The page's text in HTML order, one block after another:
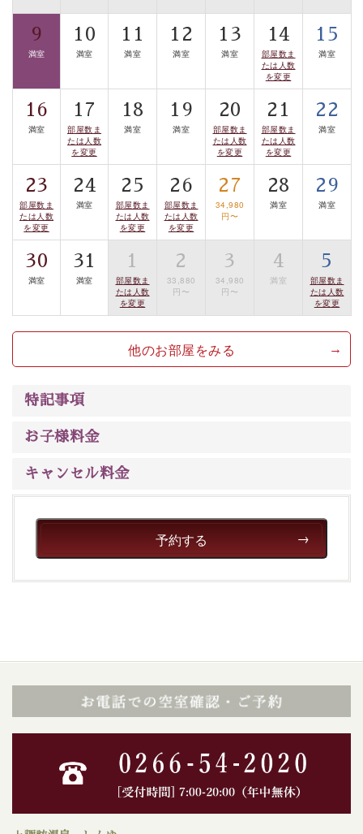
以上がプラン内容です。
上諏訪温泉“しんゆ”なら諏訪大社など歴史ある諏訪の街
るお部屋、 大人のたしなみを感じていただける、美しく
癒される宿で贅沢に幸せのときを安心してお過ごしくだ
9
満室
10
満室
11
満室
12
満室
13
満室
14
部屋数ま
たは人数
を変更
15
満室
16
満室
17
部屋数ま
たは人数
を変更
18
満室
19
満室
20
部屋数ま
たは人数
を変更
21
部屋数ま
たは人数
を変更
22
満室
23
部屋数ま
たは人数
を変更
24
満室
25
部屋数ま
たは人数
を変更
26
部屋数ま
たは人数
を変更
27
34,980
円〜
28
満室
29
満室
30
満室
31
満室
1
部屋数ま
たは人数
を変更
2
33,880
円〜
3
34,980
円〜
4
満室
5
部屋数ま
たは人数
を変更
他のお部屋をみる
特記事項
お子様料金
キャンセル料金
予約する